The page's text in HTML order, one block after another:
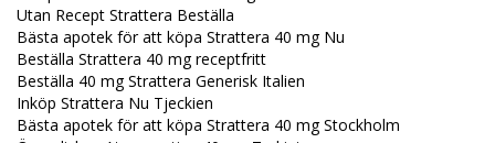
Utan Recept Strattera Beställa
Bästa apotek för att köpa Strattera 40 mg Nu
Beställa Strattera 40 mg receptfritt
Beställa 40 mg Strattera Generisk Italien
Inköp Strattera Nu Tjeckien
Bästa apotek för att köpa Strattera 40 mg Stockholm